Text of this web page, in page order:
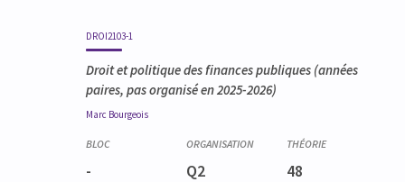
DROI2103-1
Droit et politique des finances publiques (années
paires, pas organisé en 2025-2026)
Marc Bourgeois
- Q2 48